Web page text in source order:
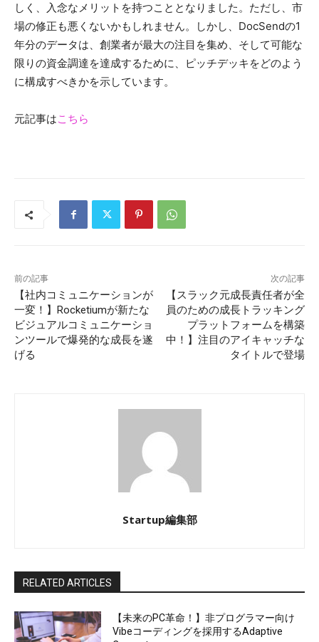
しく、入念なメリットを持つこととなりました。ただし、市
場の修正も悪くないかもしれません。しかし、DocSendの1
年分のデータは、創業者が最大の注目を集め、そして可能な
限りの資金調達を達成するために、ピッチデッキをどのよう
に構成すべきかを示しています。
元記事はこちら
前の記事
【社内コミュニケーションが
一変！】Rocketiumが新たな
ビジュアルコミュニケーショ
ンツールで爆発的な成長を遂
げる
次の記事
【スラック元成長責任者が全
員のための成長トラッキング
プラットフォームを構築
中！】注目のアイキャッチな
タイトルで登場
Startup編集部
RELATED ARTICLES
【未来のPC革命！】非プログラマー向け
Vibeコーディングを採用するAdaptive